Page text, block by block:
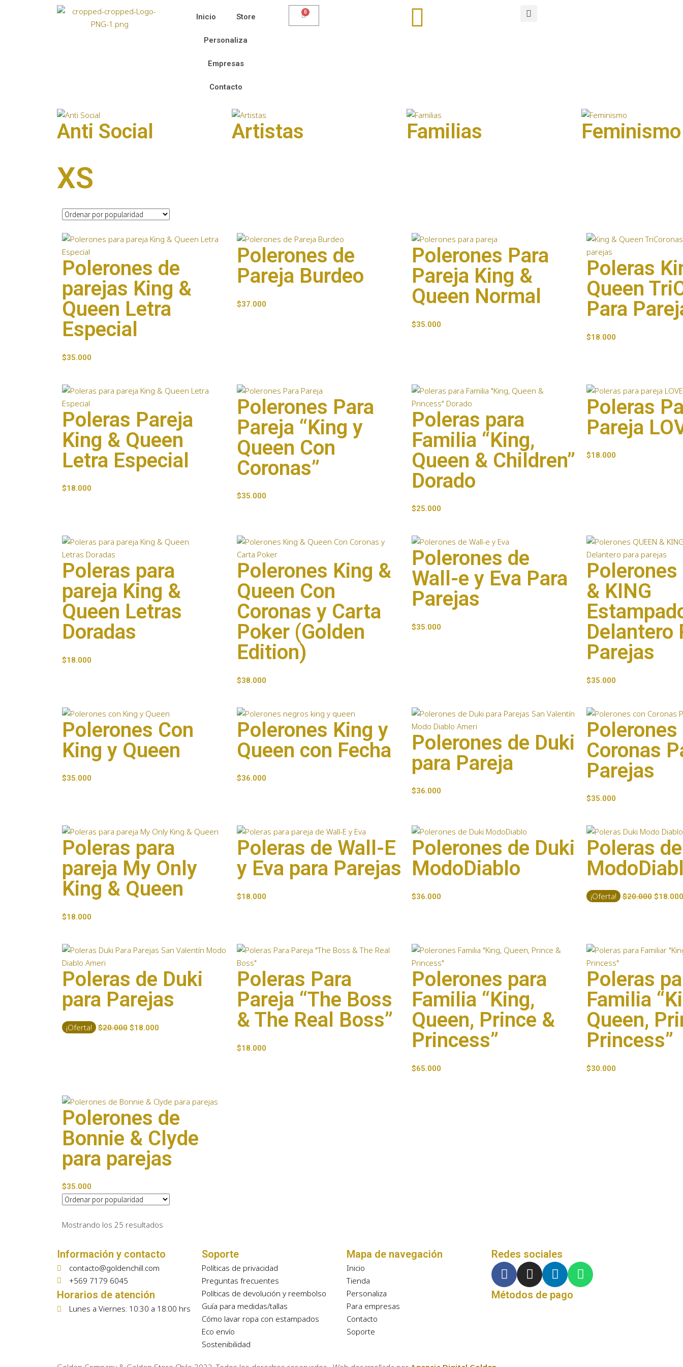
Inicio Store
Personaliza
Empresas
Contacto
Anti Social Artistas Familias Feminismo
XS
Polerones de
parejas King &
Queen Letra
Especial
$35.000
Polerones de
Pareja Burdeo
$37.000
Polerones Para
Pareja King &
Queen Normal
$35.000
Poleras
Queen
Para
$18.000
Poleras Pareja
King & Queen
Letra Especial
$18.000
Polerones Para
Pareja “King y
Queen Con
Coronas”
$35.000
Poleras para
Familia “King,
Queen & Children”
Dorado
$25.000
Poleras
Pareja
$18.000
Poleras para
pareja King &
Queen Letras
Doradas
$18.000
Polerones King &
Queen Con
Coronas y Carta
Poker (Golden
Edition)
$38.000
Polerones de
Wall-e y Eva Para
Parejas
$35.000
Polerones
& KING
Delantero
Parejas
$35.000
Polerones Con
King y Queen
$35.000
Polerones King y
Queen con Fecha
$36.000
Polerones de Duki
para Pareja
$36.000
Polerones
Coronas
Parejas
$35.000
Poleras para
pareja My Only
King & Queen
$18.000
Poleras de Wall-E
y Eva para Parejas
$18.000
Polerones de Duki
ModoDiablo
$36.000
Poleras
¡Oferta! $20.000 $18.000
Poleras de Duki
para Parejas
¡Oferta! $20.000 $18.000
Poleras Para
Pareja “The Boss
& The Real Boss”
$18.000
Polerones para
Familia “King,
Queen, Prince &
Princess”
$65.000
Poleras
Familia
Queen,
Princess”
$30.000
Polerones de
Bonnie & Clyde
para parejas
$35.000
Mostrando los 25 resultados
Información y contacto
contacto@goldenchill.com
+569 7179 6045
Horarios de atención
Lunes a Viernes: 10:30 a 18:00 hrs
Soporte
Políticas de privacidad
Preguntas frecuentes
Políticas de devolución y reembolso
Guía para medidas/tallas
Cómo lavar ropa con estampados
Eco envío
Sostenibilidad
Mapa de navegación
Inicio
Tienda
Personaliza
Para empresas
Contacto
Soporte
Redes sociales
Métodos de pago